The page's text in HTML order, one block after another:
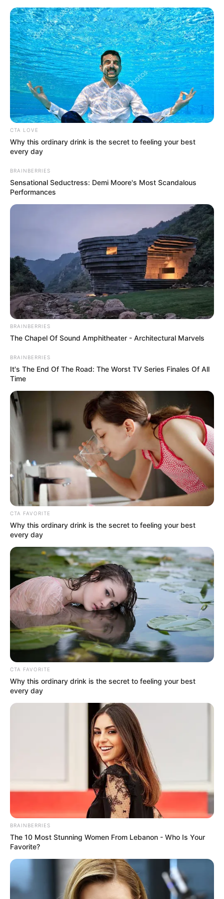
HOME
INSPIRASI
STYLE
FILM &
SERIES
NGAKAK
QUOTES
HYPE
MORE
Minami Hamabe
98
fans love
VOTE
Tempat Lahir:
Ishikawa,Jepang
Profesi:
Aktris
Edit
Minami Hamabe masuk ke dunia hiburan sejak usia 11 tahun
dengan mengikuti ajang pencarian bakat. Debut aktingnya dimulai
saat menjadi pemain pendukung di serialNaniwa Shounen
Tanteidan
CTA LOVE
Why this ordinary drink is the secret to feeling your best
every day
BRAINBERRIES
Sensational Seductress: Demi Moore's Most Scandalous
Performances
BRAINBERRIES
The Chapel Of Sound Amphitheater - Architectural Marvels
BRAINBERRIES
It's The End Of The Road: The Worst TV Series Finales Of All
Time
CTA FAVORITE
Why this ordinary drink is the secret to feeling your best
every day
CTA FAVORITE
Why this ordinary drink is the secret to feeling your best
every day
BRAINBERRIES
The 10 Most Stunning Women From Lebanon - Who Is Your
Favorite?